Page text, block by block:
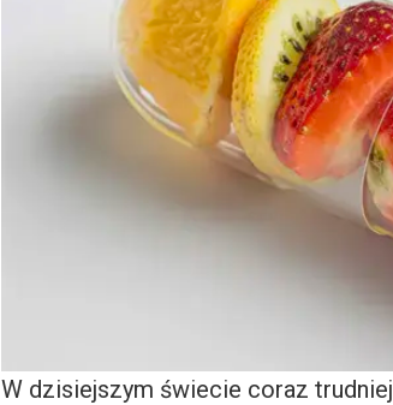
W dzisiejszym świecie coraz